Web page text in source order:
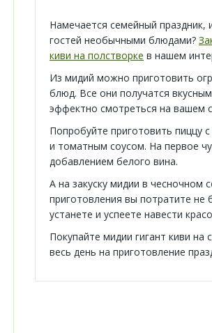
Намечается семейный праздник,
гостей необычными блюдами?
киви на полстворке в нашем
Из мидий можно приготовить
блюд. Все они получатся
эффектно смотреться на вашем
Попробуйте приготовить пиццу
и томатным соусом. На первое
добавлением белого вина.
А на закуску мидии в чесночном
приготовления вы потратите не
устанете и успеете навести
Покупайте мидии гигант киви на
весь день на приготовление